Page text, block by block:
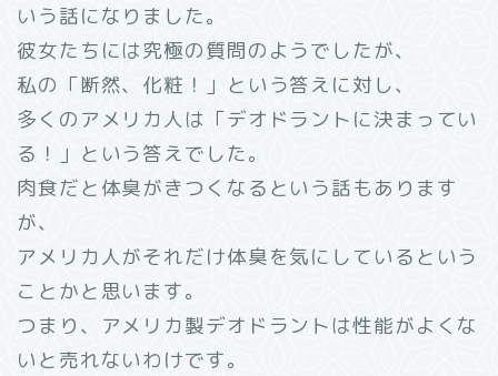
いう話になりました。
彼女たちには究極の質問のようでしたが、
私の「断然、化粧！」という答えに対し、
多くのアメリカ人は「デオドラントに決まってい
る！」という答えでした。
肉食だと体臭がきつくなるという話もあります
が、
アメリカ人がそれだけ体臭を気にしているという
ことかと思います。
つまり、アメリカ製デオドラントは性能がよくな
いと売れないわけです。